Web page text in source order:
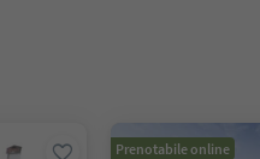
Prenotabile online